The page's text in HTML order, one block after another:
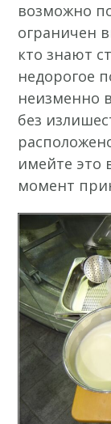
возможно
ограничен
кто знают
недорогое
неизменно
без
имейте это
момент